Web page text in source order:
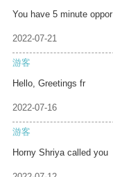
You have 5 minute oppor
2022-07-21
游客
Hello, Greetings fr
2022-07-16
游客
Horny Shriya called you